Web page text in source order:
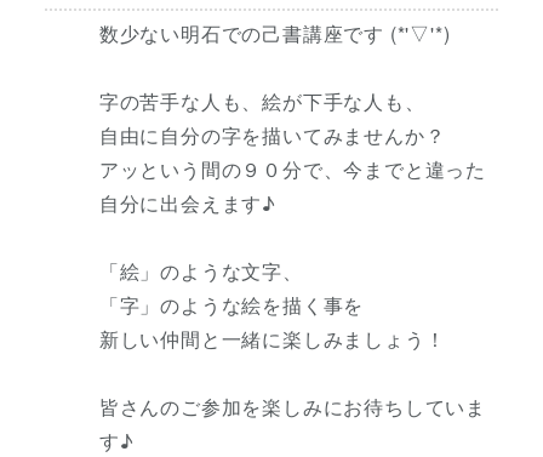
数少ない明石での己書講座です (*'▽'*)
字の苦手な人も、絵が下手な人も、
自由に自分の字を描いてみませんか？
アッという間の９０分で、今までと違った
自分に出会えます♪
「絵」のような文字、
「字」のような絵を描く事を
新しい仲間と一緒に楽しみましょう！
皆さんのご参加を楽しみにお待ちしていま
す♪